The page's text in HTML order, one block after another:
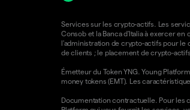
Services sur les crypto-actifs. Les
Consob et la Banca d'Italia à exercer
l'administration de crypto-actifs pour
de clients ; le placement de crypto-
Émetteur du Token YNG. Young
money tokens (EMT). Les
Documentation contractuelle. Pour les